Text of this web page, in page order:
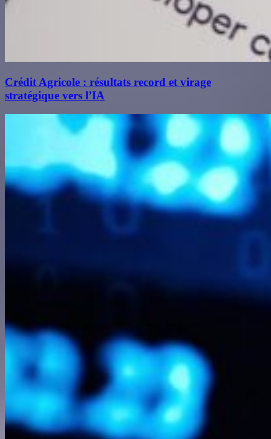
Crédit Agricole : résultats record et virage
stratégique vers l’IA